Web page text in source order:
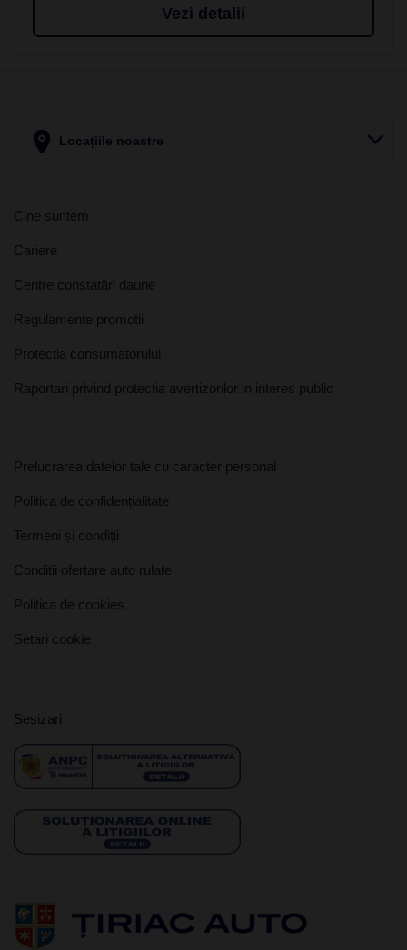
Vezi detalii
Locațiile noastre
Cine suntem
Cariere
Centre constatări daune
Regulamente promotii
Protecția consumatorului
Raportari privind protectia avertizorilor in interes public
Prelucrarea datelor tale cu caracter personal
Politica de confidențialitate
Termeni și condiții
Conditii ofertare auto rulate
Politica de cookies
Setari cookie
Sesizari